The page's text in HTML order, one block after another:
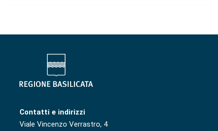
Contatti e indirizzi
Viale Vincenzo Verrastro, 4